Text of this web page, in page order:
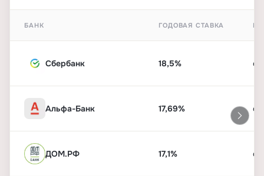
БАНК ГОДОВАЯ СТАВКА
Сбербанк 18,5%
Альфа-Банк 17,69%
ДОМ.РФ 17,1%